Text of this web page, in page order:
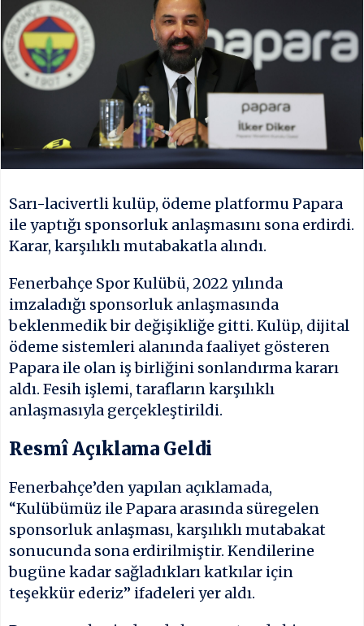
Sarı-lacivertli kulüp, ödeme platformu Papara
ile yaptığı sponsorluk anlaşmasını sona erdirdi.
Karar, karşılıklı mutabakatla alındı.
Fenerbahçe Spor Kulübü, 2022 yılında
imzaladığı sponsorluk anlaşmasında
beklenmedik bir değişikliğe gitti. Kulüp, dijital
ödeme sistemleri alanında faaliyet gösteren
Papara ile olan iş birliğini sonlandırma kararı
aldı. Fesih işlemi, tarafların karşılıklı
anlaşmasıyla gerçekleştirildi.
Resmî Açıklama Geldi
Fenerbahçe’den yapılan açıklamada,
“Kulübümüz ile Papara arasında süregelen
sponsorluk anlaşması, karşılıklı mutabakat
sonucunda sona erdirilmiştir. Kendilerine
bugüne kadar sağladıkları katkılar için
teşekkür ederiz” ifadeleri yer aldı.